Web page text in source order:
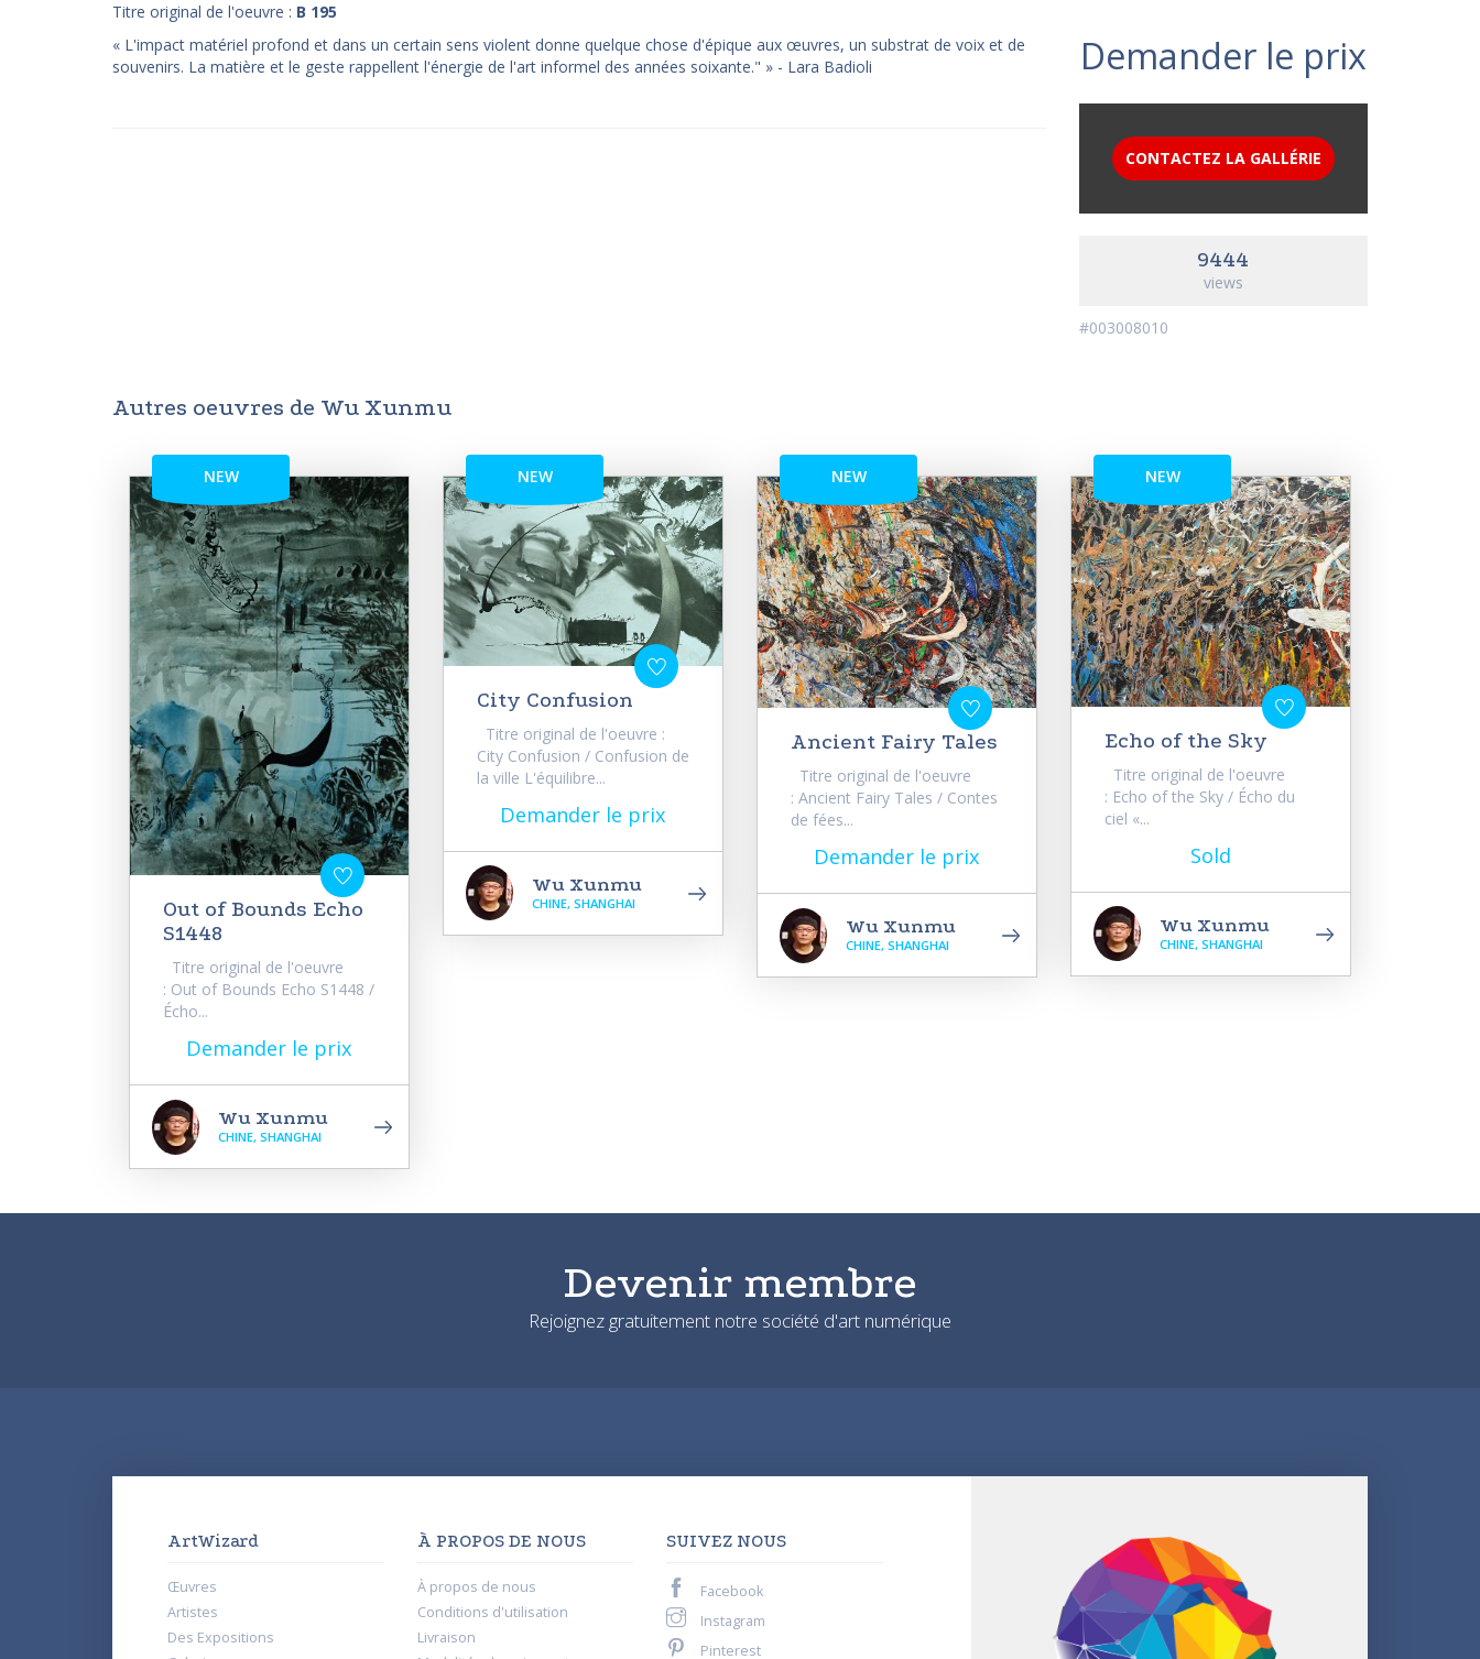
Titre original de l'oeuvre : B 195
« L'impact matériel profond et dans un certain sens violent donne quelque chose d'épique aux œuvres, un substrat de voix et de
souvenirs. La matière et le geste rappellent l'énergie de l'art informel des années soixante." » - Lara Badioli
Demander le prix
CONTACTEZ LA GALLÉRIE
9444
views
#003008010
Autres oeuvres de Wu Xunmu
NEW
Out of Bounds Echo
S1448
Titre original de l'oeuvre
: Out of Bounds Echo S1448 /
Écho...
Demander le prix
Wu Xunmu
CHINE, SHANGHAI
NEW
City Confusion
Titre original de l'oeuvre :
City Confusion / Confusion de
la ville L'équilibre...
Demander le prix
Wu Xunmu
CHINE, SHANGHAI
NEW
Ancient Fairy Tales
Titre original de l'oeuvre
: Ancient Fairy Tales / Contes
de fées...
Demander le prix
Wu Xunmu
CHINE, SHANGHAI
NEW
Echo of the Sky
Titre original de l'oeuvre
: Echo of the Sky / Écho du
ciel «...
Sold
Wu Xunmu
CHINE, SHANGHAI
Devenir membre
Rejoignez gratuitement notre société d'art numérique
ArtWizard
Œuvres
Artistes
Des Expositions
À PROPOS DE NOUS
À propos de nous
Conditions d'utilisation
Livraison
SUIVEZ NOUS
Facebook
Instagram
Pinterest